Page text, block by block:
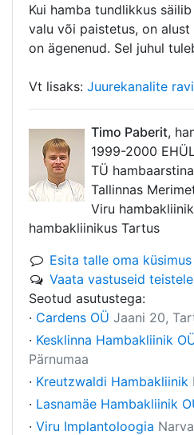
Kui hamba tundlikkus
valu või paistetus, on
on ägenenud. Sel juhul
Vt lisaks: Juurekanalite ravi
Timo Paberit,
1999-2000
TÜ
Tallinnas
Viru
hambakliinikus Tartus
Esita talle oma küsimus
Vaata vastuseid
Seotud asutustega:
· Cardens OÜ Jaani 20,
· Kesklinna Hambakliinik
Pärnumaa
· Kreutzwaldi Hambakliinik
· Lasnamäe Hambakliinik
· Viru Implantoloogia